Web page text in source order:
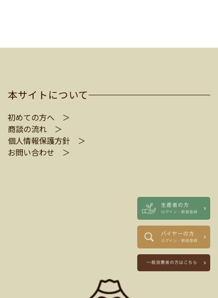
本サイトについて
初めての方へ ＞
商談の流れ ＞
個人情報保護方針 ＞
お問い合わせ ＞